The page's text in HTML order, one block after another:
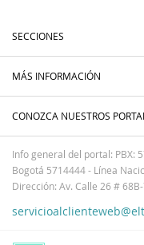
SECCIONES
MÁS INFORMACIÓN
CONOZCA NUESTROS
Info general del portal: PBX:
Bogotá 5714444 - Línea
Dirección: Av. Calle 26 #